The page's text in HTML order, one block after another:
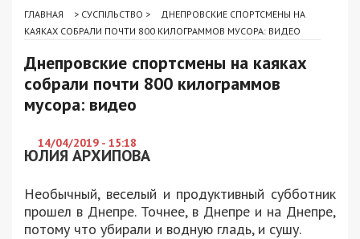
ГЛАВНАЯ > СУСПІЛЬСТВО >
ДНЕПРОВСКИЕ СПОРТСМЕНЫ НА
КАЯКАХ СОБРАЛИ ПОЧТИ 800 КИЛОГРАММОВ МУСОРА: ВИДЕО
Днепровские спортсмены на каяках
собрали почти 800 килограммов
мусора: видео
14/04/2019 - 15:18
ЮЛИЯ АРХИПОВА
Необычный, веселый и продуктивный субботник
прошел в Днепре. Точнее, в Днепре и на Днепре,
потому что убирали и водную гладь, и сушу.